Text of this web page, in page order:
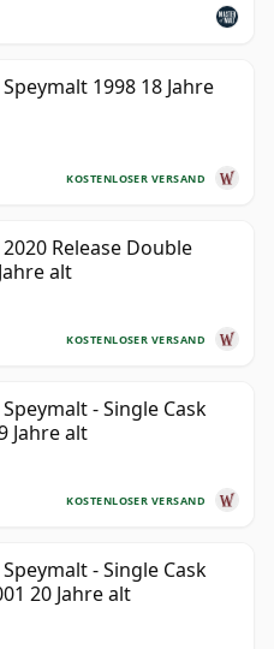
1998 18 Jahre
KOSTENLOSER VERSAND
Release Double
alt
KOSTENLOSER VERSAND
- Single Cask
Jahre alt
KOSTENLOSER VERSAND
- Single Cask
20 Jahre alt